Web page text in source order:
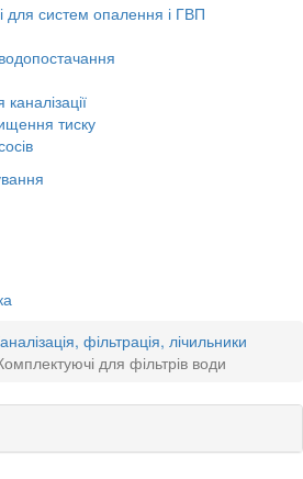
для систем опалення і ГВП
тиску
фільтрація, лічильники
для фільтрів води